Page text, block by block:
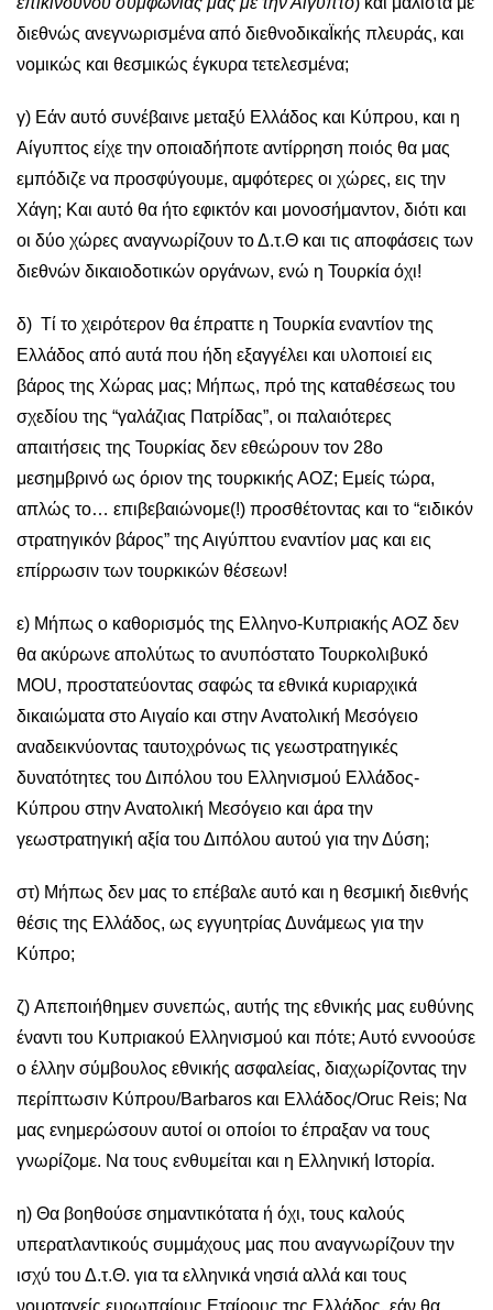
διεθνώς ανεγνωρισμένα από διεθνοδικαΪκής πλευράς, και
νομικώς και θεσμικώς έγκυρα τετελεσμένα;
γ) Εάν αυτό συνέβαινε μεταξύ Ελλάδος και Κύπρου, και η
Αίγυπτος είχε την οποιαδήποτε αντίρρηση ποιός θα μας
εμπόδιζε να προσφύγουμε, αμφότερες οι χώρες, εις την
Χάγη; Και αυτό θα ήτο εφικτόν και μονοσήμαντον, διότι και
οι δύο χώρες αναγνωρίζουν το Δ.τ.Θ και τις αποφάσεις των
διεθνών δικαιοδοτικών οργάνων, ενώ η Τουρκία όχι!
δ) Τί το χειρότερον θα έπραττε η Τουρκία εναντίον της
Ελλάδος από αυτά που ήδη εξαγγέλει και υλοποιεί εις
βάρος της Χώρας μας; Μήπως, πρό της καταθέσεως του
σχεδίου της “γαλάζιας Πατρίδας”, οι παλαιότερες
απαιτήσεις της Τουρκίας δεν εθεώρουν τον 28ο
μεσημβρινό ως όριον της τουρκικής ΑΟΖ; Eμείς τώρα,
απλώς το… επιβεβαιώνομε(!) προσθέτοντας και το “ειδικόν
στρατηγικόν βάρος” της Αιγύπτου εναντίον μας και εις
επίρρωσιν των τουρκικών θέσεων!
ε) Μήπως ο καθορισμός της Ελληνο-Κυπριακής ΑΟΖ δεν
θα ακύρωνε απολύτως το ανυπόστατο Τουρκολιβυκό
ΜOU, προστατεύοντας σαφώς τα εθνικά κυριαρχικά
δικαιώματα στο Αιγαίο και στην Ανατολική Μεσόγειο
αναδεικνύοντας ταυτοχρόνως τις γεωστρατηγικές
δυνατότητες του Διπόλου του Ελληνισμού Ελλάδος-
Κύπρου στην Ανατολική Μεσόγειο και άρα την
γεωστρατηγική αξία του Διπόλου αυτού για την Δύση;
στ) Μήπως δεν μας το επέβαλε αυτό και η θεσμική διεθνής
θέσις της Ελλάδος, ως εγγυητρίας Δυνάμεως για την
Κύπρο;
ζ) Aπεποιήθημεν συνεπώς, αυτής της εθνικής μας ευθύνης
έναντι του Κυπριακού Ελληνισμού και πότε; Αυτό εννοούσε
ο έλλην σύμβουλος εθνικής ασφαλείας, διαχωρίζοντας την
περίπτωσιν Κύπρου/Barbaros και Ελλάδος/Oruc Reis; Nα
μας ενημερώσουν αυτοί οι οποίοι το έπραξαν να τους
γνωρίζομε. Να τους ενθυμείται και η Ελληνική Ιστορία.
η) Θα βοηθούσε σημαντικότατα ή όχι, τους καλούς
υπερατλαντικούς συμμάχους μας που αναγνωρίζουν την
ισχύ του Δ.τ.Θ. για τα ελληνικά νησιά αλλά και τους